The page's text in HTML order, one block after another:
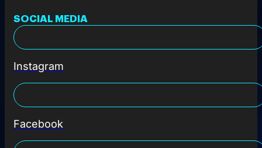
SOCIAL MEDIA
Instagram
Facebook